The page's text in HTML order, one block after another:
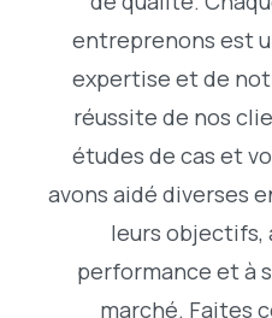
entreprenons est
expertise et de
réussite de nos
études de cas et
avons aidé diverses
leurs objectifs,
performance et à
marché. Faites